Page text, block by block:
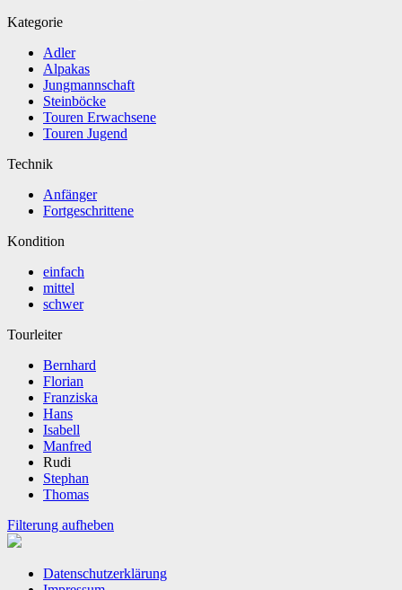
Kategorie
Adler
Alpakas
Jungmannschaft
Steinböcke
Touren Erwachsene
Touren Jugend
Technik
Anfänger
Fortgeschrittene
Kondition
einfach
mittel
schwer
Tourleiter
Bernhard
Florian
Franziska
Hans
Isabell
Manfred
Rudi
Stephan
Thomas
Filterung aufheben
Datenschutzerklärung